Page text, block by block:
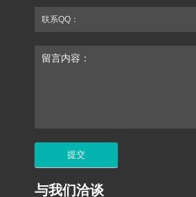
联系QQ：
留言内容：
与我们洽谈